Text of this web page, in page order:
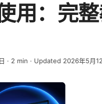
用：完
· 2 min · Updated 2026年5月